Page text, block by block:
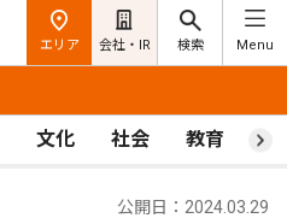
エリア 会社・IR 検索 Menu
文化 社会 教育 ス
公開日：2024.03.29